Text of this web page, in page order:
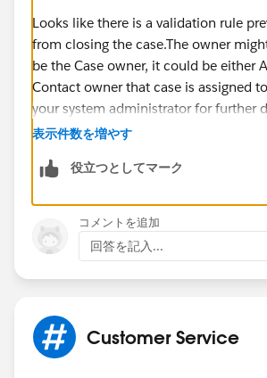
Looks like there is a validation rule
from closing the case.The owner
be the Case owner, it could be either
Contact owner that case is assigned
your system administrator for further
表示件数を増やす
役立つとしてマーク
コメントを追加
回答を記入...
Customer Service